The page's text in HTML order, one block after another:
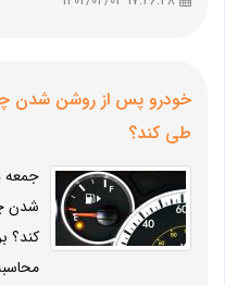
خودرو پس از روشن شدن
طی کند؟
جمعه
شدن